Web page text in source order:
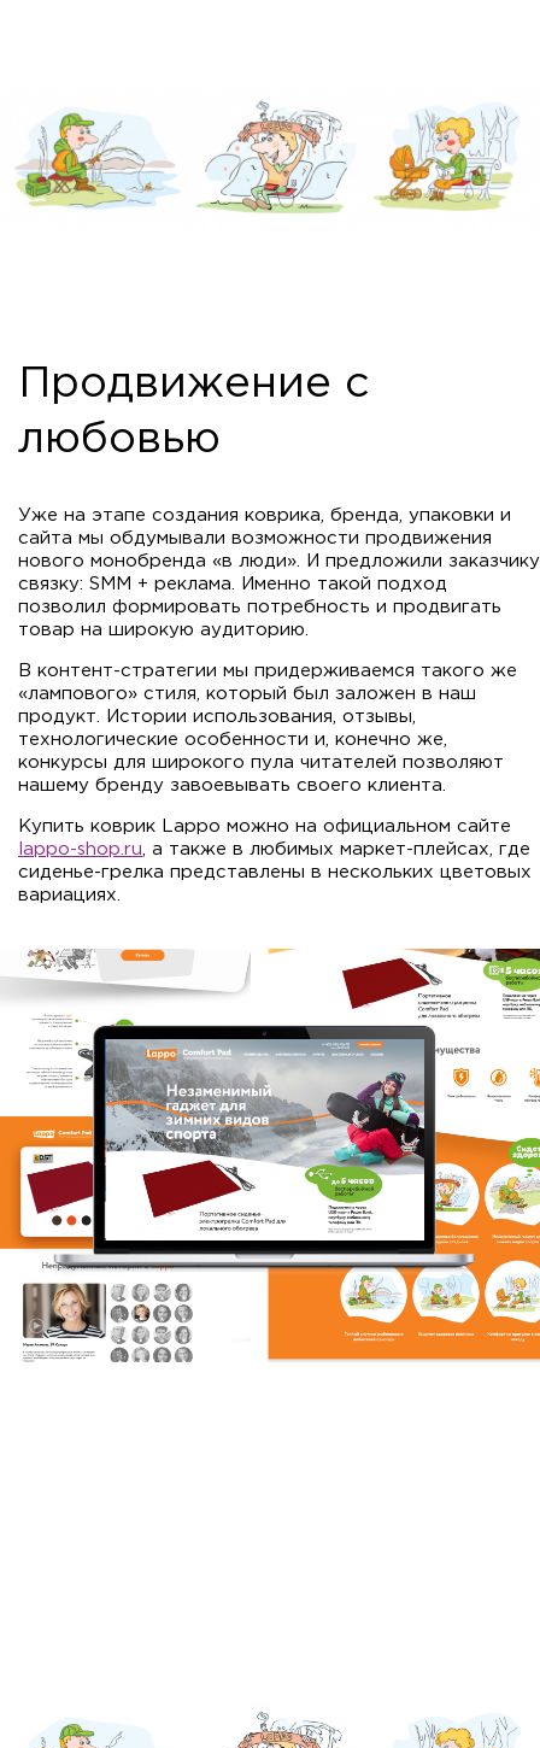
Продвижение с
любовью
Уже на этапе создания коврика, бренда, упаковки и
сайта мы обдумывали возможности продвижения
нового монобренда «в люди». И предложили заказчику
связку: SMM + реклама. Именно такой подход
позволил формировать потребность и продвигать
товар на широкую аудиторию.
В контент-стратегии мы придерживаемся такого же
«лампового» стиля, который был заложен в наш
продукт. Истории использования, отзывы,
технологические особенности и, конечно же,
конкурсы для широкого пула читателей позволяют
нашему бренду завоевывать своего клиента.
Купить коврик Lappo можно на официальном сайте
lappo-shop.ru , а также в любимых маркет-плейсах, где
сиденье-грелка представлены в нескольких цветовых
вариациях.